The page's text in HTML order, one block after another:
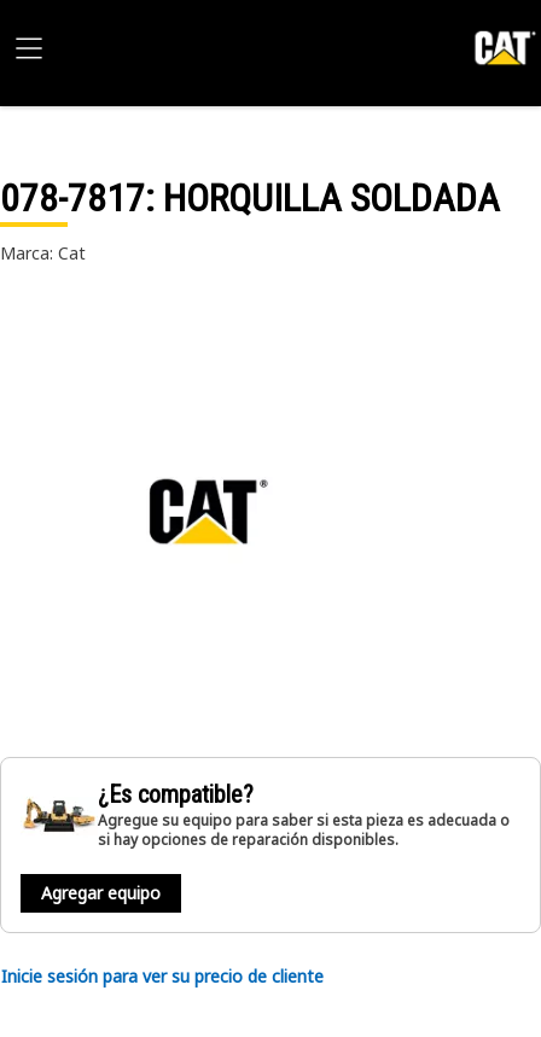
078-7817: HORQUILLA SOLDADA
Marca: Cat
¿Es compatible?
Agregue su equipo para saber si esta pieza es adecuada o
si hay opciones de reparación disponibles.
Agregar equipo
Inicie sesión para ver su precio de cliente